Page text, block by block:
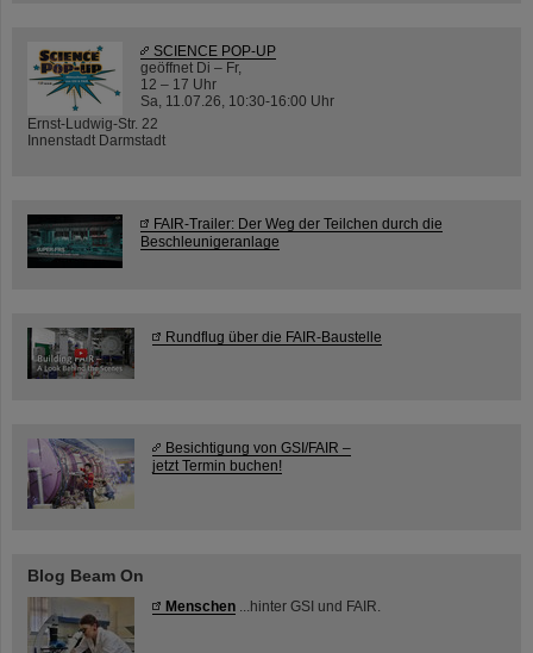
SCIENCE POP-UP
geöffnet Di – Fr,
12 – 17 Uhr
Sa, 11.07.26, 10:30-16:00 Uhr
Ernst-Ludwig-Str. 22
Innenstadt Darmstadt
FAIR-Trailer: Der Weg der Teilchen durch die
Beschleunigeranlage
Rundflug über die FAIR-Baustelle
Besichtigung von GSI/FAIR –
jetzt Termin buchen!
Blog Beam On
Menschen ...hinter GSI und FAIR.